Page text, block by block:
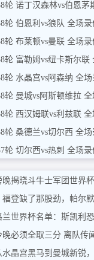
轮 诺丁汉森林vs伯恩茅
轮 伯恩利vs狼队 全场录
轮 布莱顿vs曼联 全场录
轮 富勒姆vs纽卡斯尔联
轮 水晶宫vs阿森纳 全场
轮 曼城vs阿斯顿维拉
轮 西汉姆联vs利兹联
轮 桑德兰vs切尔西 全场
轮 切尔西vs热刺 全场录
登缺了那股劲，帕尔
必须全取三分 离队传